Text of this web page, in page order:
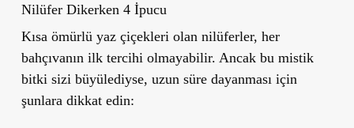
Nilüfer Dikerken 4 İpucu
Kısa ömürlü yaz çiçekleri olan nilüferler, her
bahçıvanın ilk tercihi olmayabilir. Ancak bu mistik
bitki sizi büyülediyse, uzun süre dayanması için
şunlara dikkat edin: